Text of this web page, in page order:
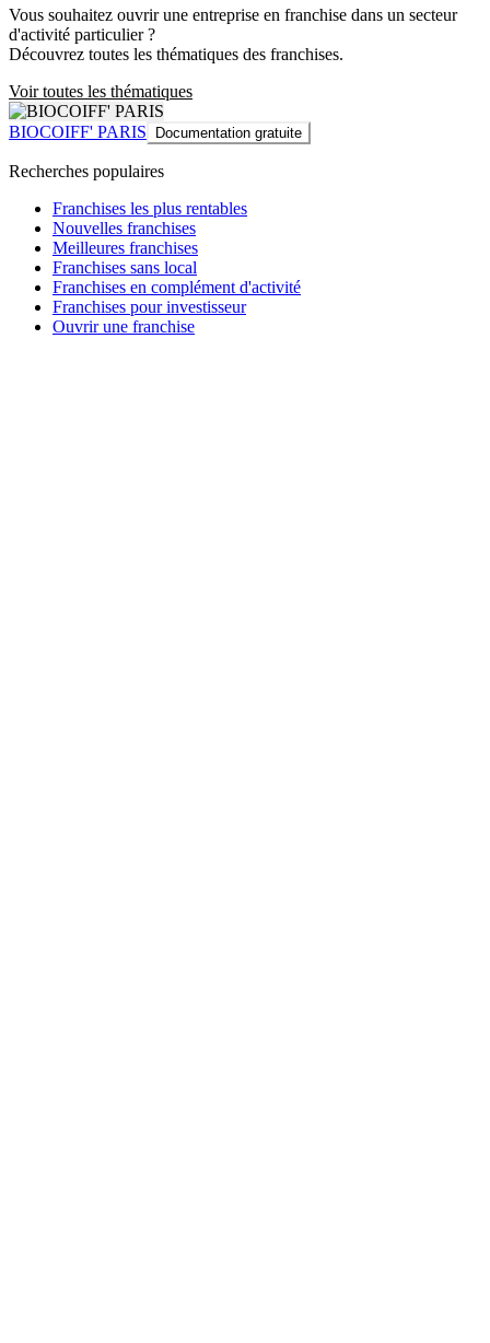
Vous souhaitez ouvrir une entreprise en franchise dans un secteur
d'activité particulier ?
Découvrez toutes les thématiques des franchises.
Voir toutes les thématiques
BIOCOIFF' PARIS Documentation gratuite
Recherches populaires
Franchises les plus rentables
Nouvelles franchises
Meilleures franchises
Franchises sans local
Franchises en complément d'activité
Franchises pour investisseur
Ouvrir une franchise